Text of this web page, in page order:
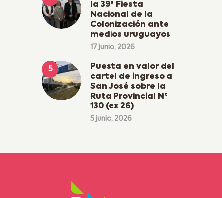
la 39ª Fiesta
Nacional de la
Colonización ante
medios uruguayos
17 junio, 2026
Puesta en valor del
cartel de ingreso a
San José sobre la
Ruta Provincial Nº
130 (ex 26)
5 junio, 2026